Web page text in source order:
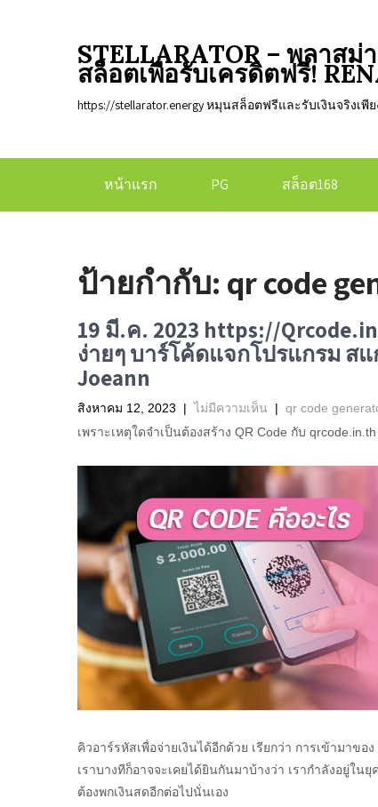
STELLARATOR – พลาส
สล็อตเพื่อรับเครดิตฟรี!
https://stellarator.energy หมุนสล็อตฟรีและรับเงินจริงเพี
หน้าแรก PG สล็อต168
ป้ายกำกับ: qr code
19 มี.ค. 2023 https://
ง่ายๆ บาร์โค้ดแจกโปรแกรม ส
Joeann
สิงหาคม 12, 2023 |ไม่มีความเห็น | qr code
เพราะเหตุใดจำเป็นต้องสร้าง QR Code กับ qrcode.in.th
คิวอาร์รหัสเพื่อจ่ายเงินได้อีกด้วย เรียกว่า การเข้ามา
เราบางทีก็อาจจะเคยได้ยินกันมาบ้างว่า เรากำลังอยู่ใ
ต้องพกเงินสดอีกต่อไปนั่นเอง